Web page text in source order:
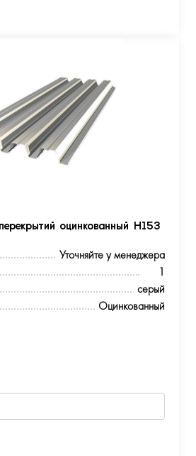
оцинкованный Н153
Уточняйте у менеджера
1
серый
Оцинкованный